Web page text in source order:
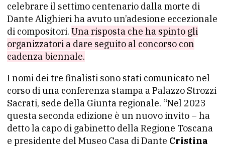
celebrare il settimo centenario dalla morte di
Dante Alighieri ha avuto un’adesione eccezionale
di compositori. Una risposta che ha spinto gli
organizzatori a dare seguito al concorso con
cadenza biennale.
I nomi dei tre finalisti sono stati comunicato nel
corso di una conferenza stampa a Palazzo Strozzi
Sacrati, sede della Giunta regionale. “Nel 2023
questa seconda edizione è un nuovo invito – ha
detto la capo di gabinetto della Regione Toscana
e presidente del Museo Casa di Dante Cristina